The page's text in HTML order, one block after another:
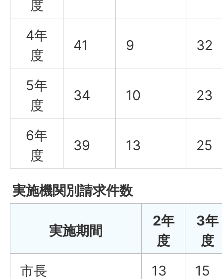
度
4年
度
41 9 32
5年
度
34 10 23
6年
度
39 13 25
実施機関別請求件数
実施期間
2年
度
3年
度
市長
13
15